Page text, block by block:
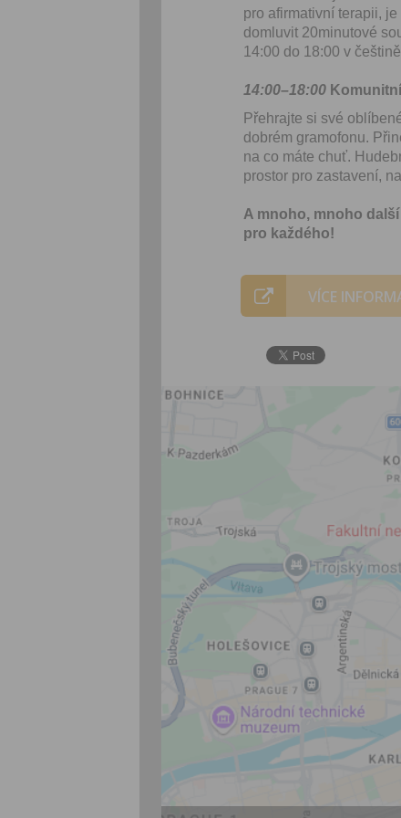
pro afirmativní terapii,
domluvit 20minutové
14:00 do 18:00 v
14:00–18:00
Přehrajte si své
dobrém gramofonu.
na co máte chuť.
prostor pro zastavení,
A mnoho, mnoho
pro každého!
VÍCE